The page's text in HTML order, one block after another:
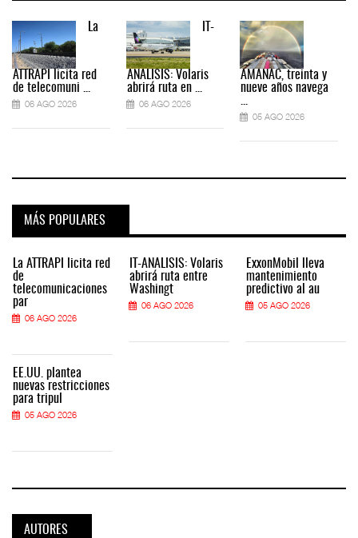
La
ATTRAPI licita red
de telecomuni ...
06 AGO 2026
IT-
ANÁLISIS: Volaris
abrirá ruta en ...
06 AGO 2026
AMANAC, treinta y
nueve años navega
05 AGO 2026
MÁS POPULARES
La ATTRAPI licita red
de
telecomunicaciones
par
06 AGO 2026
EE.UU. plantea
nuevas restricciones
para tripul
05 AGO 2026
IT-ANÁLISIS: Volaris
abrirá ruta entre
Washingt
06 AGO 2026
ExxonMobil lleva
mantenimiento
predictivo al au
05 AGO 2026
AUTORES